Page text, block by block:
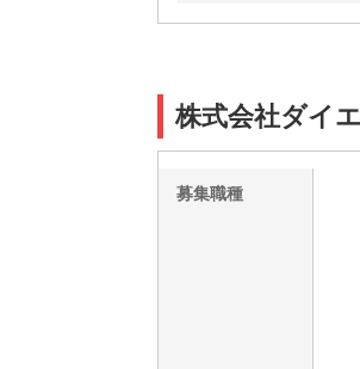
株式会社ダイ
募集職種